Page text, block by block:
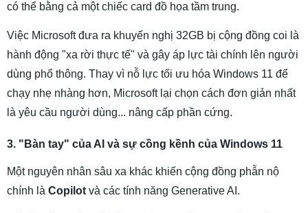
có thể bằng cả một chiếc card đồ họa tầm trung.
Việc Microsoft đưa ra khuyến nghị 32GB bị cộng đồng coi là
hành động "xa rời thực tế" và gây áp lực tài chính lên người
dùng phổ thông. Thay vì nỗ lực tối ưu hóa Windows 11 để
chạy nhẹ nhàng hơn, Microsoft lại chọn cách đơn giản nhất
là yêu cầu người dùng... nâng cấp phần cứng.
3. "Bàn tay" của AI và sự cồng kềnh của Windows 11
Một nguyên nhân sâu xa khác khiến cộng đồng phẫn nộ
chính là Copilot và các tính năng Generative AI.